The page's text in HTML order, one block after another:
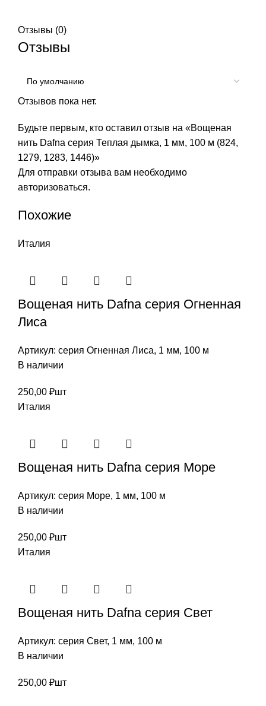
Отзывы (0)
Отзывы
Отзывов пока нет.
Будьте первым, кто оставил отзыв на «Вощеная
нить Dafna cерия Теплая дымка, 1 мм, 100 м (824,
1279, 1283, 1446)»
Для отправки отзыва вам необходимо
авторизоваться.
Похожие
Италия
Вощеная нить Dafna cерия Огненная
Лиса
Артикул: серия Огненная Лиса, 1 мм, 100 м
В наличии
250,00 ₽шт
Италия
Вощеная нить Dafna cерия Море
Артикул: серия Море, 1 мм, 100 м
В наличии
250,00 ₽шт
Италия
Вощеная нить Dafna cерия Свет
Артикул: серия Свет, 1 мм, 100 м
В наличии
250,00 ₽шт